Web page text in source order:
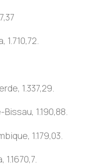
1.710,72.
1.337,29.
1.190,88.
1.179,03.
1.1670,7.